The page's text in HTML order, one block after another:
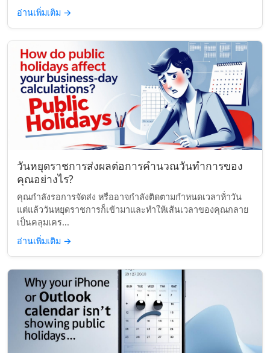
อ่านเพิ่มเติม →
วันหยุดราชการส่งผลต่อการคำนวณวันทำการของ
คุณอย่างไร?
คุณกำลังรอการจัดส่ง หรืออาจกำลังติดตามกำหนดเวลาห้่าวัน
แต่แล้ววันหยุดราชการก็เข้ามาและทำให้เส้นเวลาของคุณกลาย
เป็นคลุมเคร...
อ่านเพิ่มเติม →